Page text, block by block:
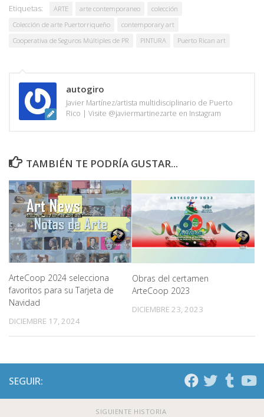
Etiquetas: ARTE arte contemporaneo
colección
Colección de arte Puertorriqueño
contemporary art
Cooperativa de Seguros Múltiples de PR
PINTURA Puerto Rican art
autogiro
Javier Martínez/artista multidisciplinario de Puerto
Rico | Visite @javiermartinezarte en Instagram
TAMBIÉN TE PODRÍA GUSTAR...
ArteCoop 2024 selecciona
favoritos para su Tarjeta de
Navidad
DICIEMBRE 17, 2024
Obras del certamen
ArteCoop 2023
DICIEMBRE 23, 2023
SEGUIR:
SIGUIENTE HISTORIA